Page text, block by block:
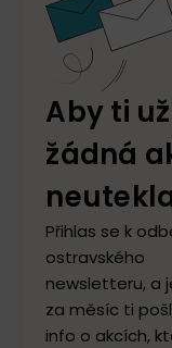
Aby ti už
žádná
Přihlas se k
ostravského
newsletteru, a
za měsíc ti
info o akcích,